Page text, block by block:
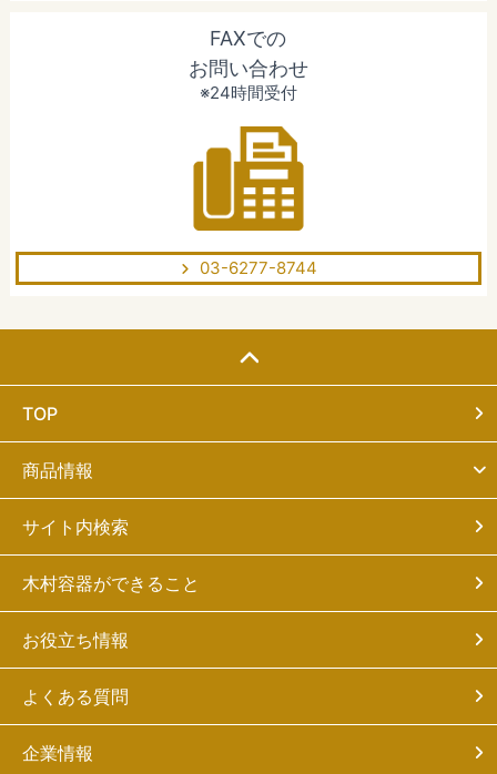
FAXでの
お問い合わせ
※24時間受付
03-6277-8744
TOP
商品情報
サイト内検索
木村容器ができること
お役立ち情報
よくある質問
企業情報